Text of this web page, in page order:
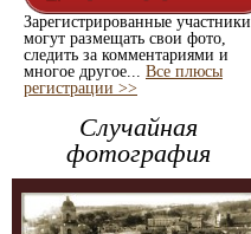
Зарегистрированные участники
могут размещать свои фото,
следить за комментариями и
многое другое... Все плюсы
регистрации >>
Случайная
фотография